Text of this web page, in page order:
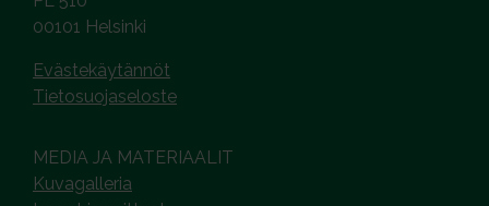
00101 Helsinki
Evästekäytännöt
Tietosuojaseloste
MEDIA JA MATERIAALIT
Kuvagalleria